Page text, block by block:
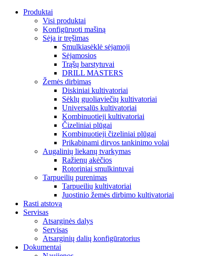
Produktai
Visi produktai
Konfigūruoti mašiną
Sėja ir tręšimas
Smulkiasėklė sėjamoji
Sėjamosios
Trąšų barstytuvai
DRILL MASTERS
Žemės dirbimas
Diskiniai kultivatoriai
Sėklų guoliaviečių kultivatoriai
Universalūs kultivatoriai
Kombinuotieji kultivatoriai
Čizeliniai plūgai
Kombinuotieji čizeliniai plūgai
Prikabinami dirvos tankinimo volai
Augalinių liekanų tvarkymas
Ražienų akėčios
Rotoriniai smulkintuvai
Tarpueilių purenimas
Tarpueilių kultivatoriai
Juostinio žemės dirbimo kultivatoriai
Rasti atstovą
Servisas
Atsarginės dalys
Servisas
Atsarginių dalių konfigūratorius
Dokumentai